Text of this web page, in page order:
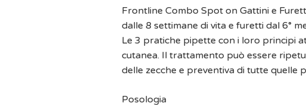
Frontline Combo Spot on Gattini e
dalle 8 settimane di vita e furetti dal 6°
Le 3 pratiche pipette con i loro principi
cutanea. Il trattamento può essere
delle zecche e preventiva di tutte quelle
Posologia